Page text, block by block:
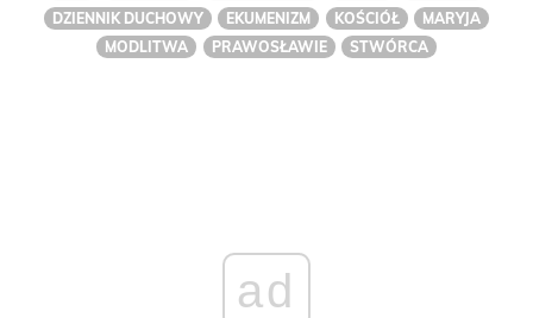
DZIENNIK DUCHOWY
EKUMENIZM KOŚCIÓŁ
MARYJA
MODLITWA
PRAWOSŁAWIE STWÓRCA
ad